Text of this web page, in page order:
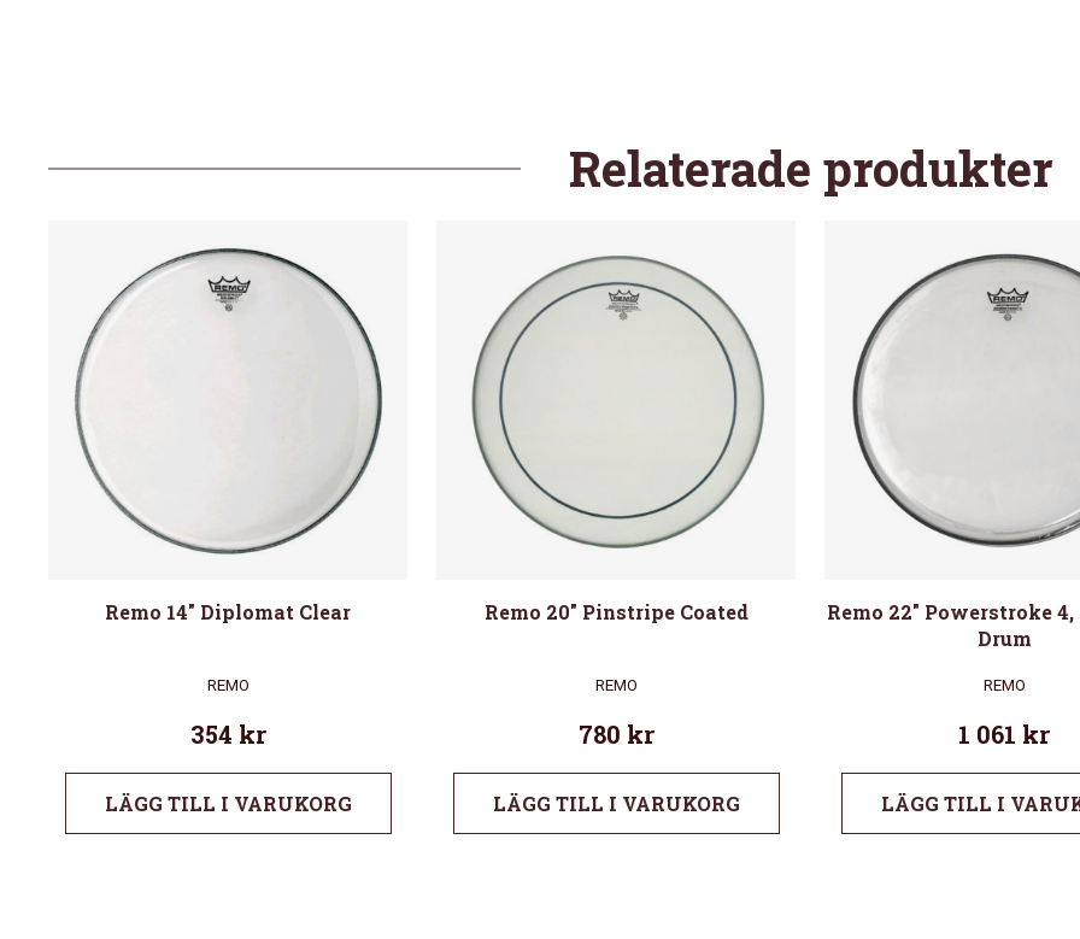
Relaterade produkter
Remo 14″ Diplomat Clear
REMO
354 kr
LÄGG TILL I VARUKORG
Remo 20″ Pinstripe Coated
REMO
780 kr
LÄGG TILL I VARUKORG
Remo 22″ Powerstroke 4,
Drum
REMO
1 061 kr
LÄGG TILL I